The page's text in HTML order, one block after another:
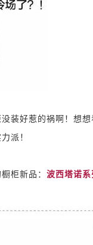
装好惹的祸啊！想
派！
柜新品： 波西塔诺